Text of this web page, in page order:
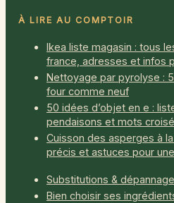
À LIRE AU COMPTOIR
Ikea liste magasin : tous
france, adresses et infos
Nettoyage par pyrolyse :
four comme neuf
50 idées d’objet en e :
pendaisons et mots
Cuisson des asperges à
précis et astuces pour
Substitutions &
Bien choisir ses